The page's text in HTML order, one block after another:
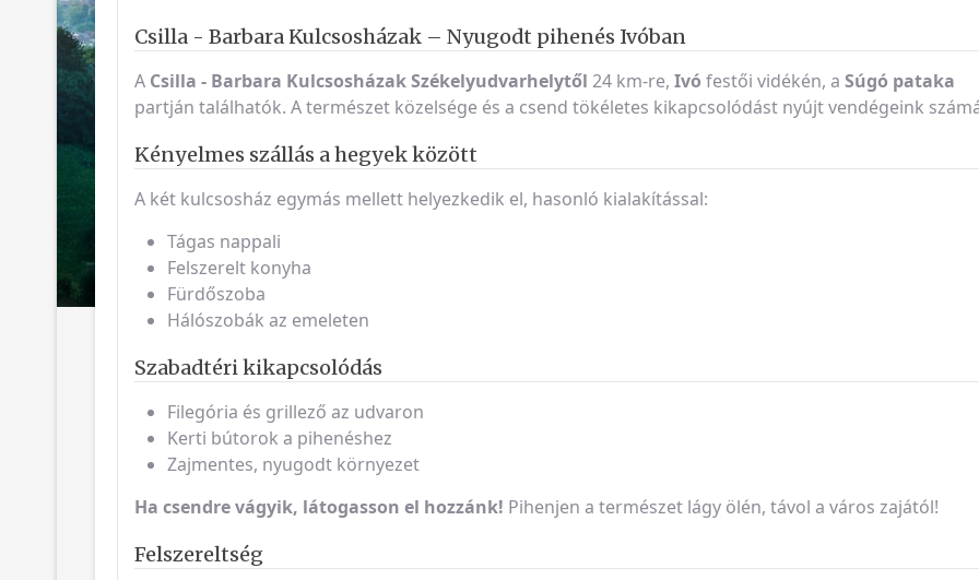
Csilla - Barbara Kulcsosházak – Nyugodt pihenés Ivóban
A Csilla - Barbara KulcsosházakSzékelyudvarhelytől 24 km-re, Ivó festői vidékén, a Súgó pataka
partján találhatók. A természet közelsége és a csend tökéletes kikapcsolódást nyújt vendégeink
Kényelmes szállás a hegyek között
A két kulcsosház egymás mellett helyezkedik el, hasonló kialakítással:
Tágas nappali
Felszerelt konyha
Fürdőszoba
Hálószobák az emeleten
Szabadtéri kikapcsolódás
Filegória és grillező az udvaron
Kerti bútorok a pihenéshez
Zajmentes, nyugodt környezet
Ha csendre vágyik, látogasson el hozzánk! Pihenjen a természet lágy ölén, távol a város zajától!
Felszereltség